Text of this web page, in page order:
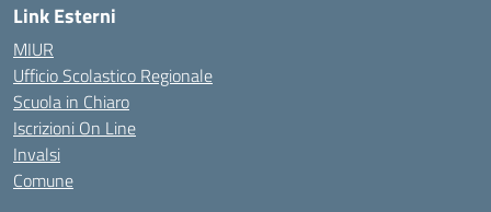
Link Esterni
MIUR
Ufficio Scolastico Regionale
Scuola in Chiaro
Iscrizioni On Line
Invalsi
Comune